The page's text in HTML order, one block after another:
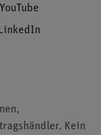
YouTube
LinkedIn
Kein